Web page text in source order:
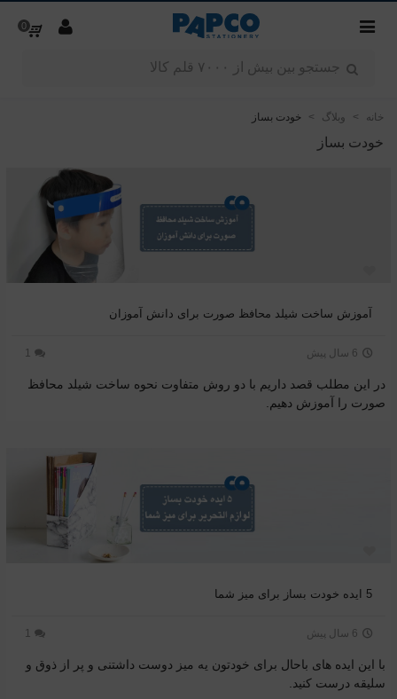
0
خانه > وبلاگ > خودت بساز
خودت بساز
آموزش ساخت شیلد محافظ صورت برای دانش آموزان
1 6 سال پیش
در این مطلب قصد داریم با دو روش متفاوت نحوه ساخت شیلد محافظ
صورت را آموزش دهیم.
5 ایده خودت بساز برای میز شما
1 6 سال پیش
با این ایده های باحال برای خودتون یه میز دوست داشتنی و پر از ذوق و
سلیقه درست کنید.